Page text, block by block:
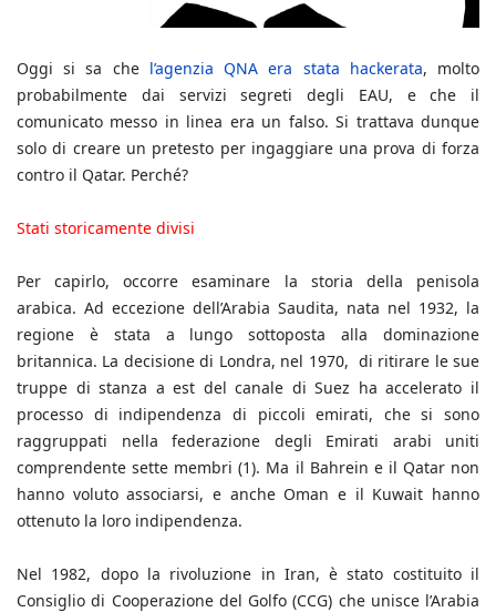
Oggi si sa che l’agenzia QNA era stata hackerata, molto
probabilmente dai servizi segreti degli EAU, e che il
comunicato messo in linea era un falso. Si trattava dunque
solo di creare un pretesto per ingaggiare una prova di forza
contro il Qatar. Perché?
Stati storicamente divisi
Per capirlo, occorre esaminare la storia della penisola
arabica. Ad eccezione dell’Arabia Saudita, nata nel 1932, la
regione è stata a lungo sottoposta alla dominazione
britannica. La decisione di Londra, nel 1970, di ritirare le sue
truppe di stanza a est del canale di Suez ha accelerato il
processo di indipendenza di piccoli emirati, che si sono
raggruppati nella federazione degli Emirati arabi uniti
comprendente sette membri (1). Ma il Bahrein e il Qatar non
hanno voluto associarsi, e anche Oman e il Kuwait hanno
ottenuto la loro indipendenza.
Nel 1982, dopo la rivoluzione in Iran, è stato costituito il
Consiglio di Cooperazione del Golfo (CCG) che unisce l’Arabia